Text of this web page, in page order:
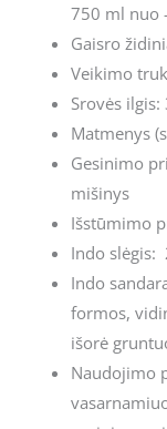
750 ml nuo
Gaisro
Veikimo
Srovės ilgis:
Matmenys
Gesinimo
mišinys
Išstūmimo
Indo slėgis:
Indo
formos,
išorė
Naudojimo